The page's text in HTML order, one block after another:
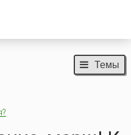
Темы